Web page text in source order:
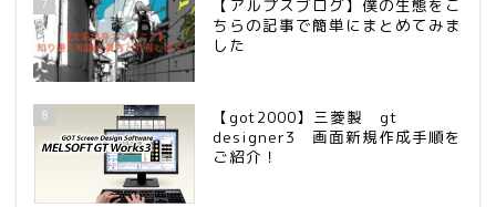
【アルプスブログ】僕の生態をこ
ちらの記事で簡単にまとめてみま
した
8
【got2000】三菱製 gt
designer3 画面新規作成手順を
ご紹介！